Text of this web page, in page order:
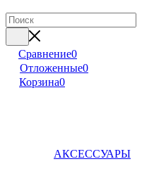
Сравнение0
Отложенные0
Корзина0
АКСЕССУАРЫ